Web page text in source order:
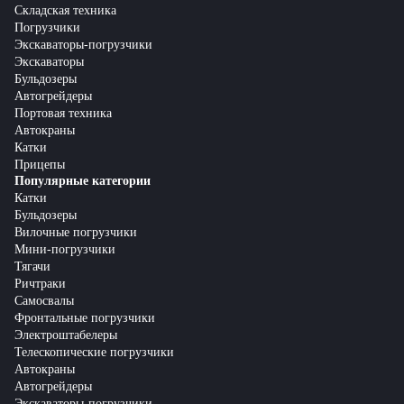
Складская техника
Погрузчики
Экскаваторы-погрузчики
Экскаваторы
Бульдозеры
Автогрейдеры
Портовая техника
Автокраны
Катки
Прицепы
Популярные категории
Катки
Бульдозеры
Вилочные погрузчики
Мини-погрузчики
Тягачи
Ричтраки
Самосвалы
Фронтальные погрузчики
Электроштабелеры
Телескопические погрузчики
Автокраны
Автогрейдеры